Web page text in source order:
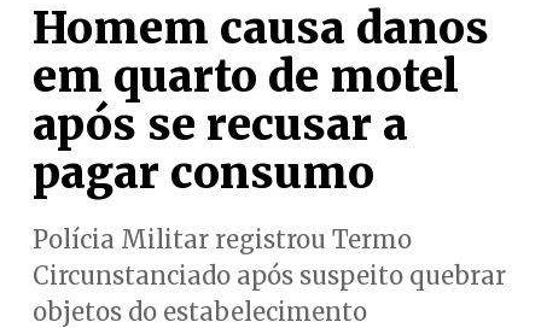
Homem causa danos
em quarto de motel
após se recusar a
pagar consumo
Polícia Militar registrou Termo
Circunstanciado após suspeito quebrar
objetos do estabelecimento